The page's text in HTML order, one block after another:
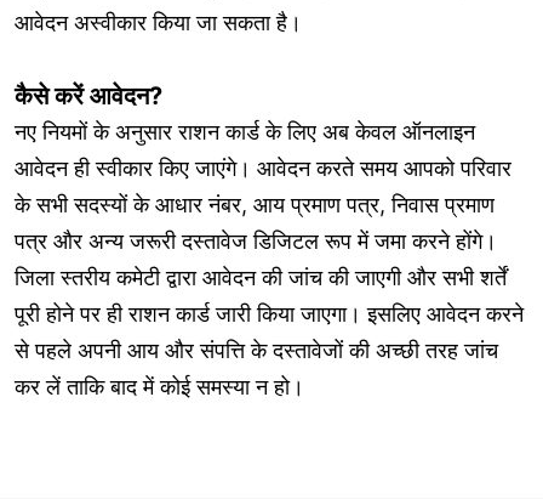
आवेदन अस्वीकार किया जा सकता है।
कैसे करें आवेदन?
नए नियमों के अनुसार राशन कार्ड के लिए अब केवल ऑनलाइन
आवेदन ही स्वीकार किए जाएंगे। आवेदन करते समय आपको परिवार
के सभी सदस्यों के आधार नंबर, आय प्रमाण पत्र, निवास प्रमाण
पत्र और अन्य जरूरी दस्तावेज डिजिटल रूप में जमा करने होंगे।
जिला स्तरीय कमेटी द्वारा आवेदन की जांच की जाएगी और सभी शर्तें
पूरी होने पर ही राशन कार्ड जारी किया जाएगा। इसलिए आवेदन करने
से पहले अपनी आय और संपत्ति के दस्तावेजों की अच्छी तरह जांच
कर लें ताकि बाद में कोई समस्या न हो।